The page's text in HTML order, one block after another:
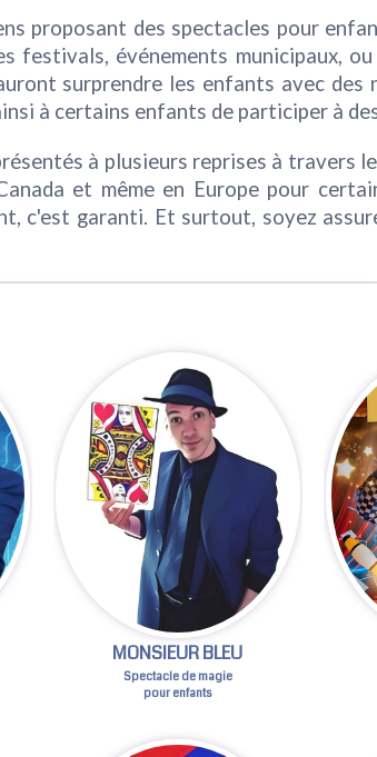
proposant des spectacles pour
festivals, événements municipaux,
surprendre les enfants avec
à certains enfants de participer à
à plusieurs reprises à travers
et même en Europe pour
c'est garanti. Et surtout, soyez
MONSIEUR BLEU
Spectacle de magie
pour enfants